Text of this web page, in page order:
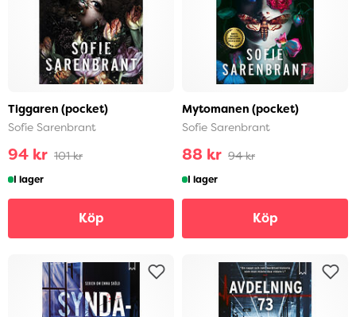
Tiggaren (pocket)
Sofie Sarenbrant
94 kr 101 kr
I lager
Köp
Mytomanen (pocket)
Sofie Sarenbrant
88 kr 94 kr
I lager
Köp